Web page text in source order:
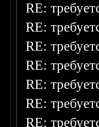
RE:
RE:
RE:
RE:
RE:
RE:
RE: